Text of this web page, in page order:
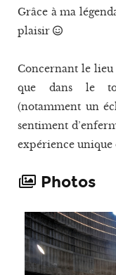
Grâce à ma
plaisir
Concernant le lieu
que dans le
(notamment un
sentiment
expérience unique
Photos